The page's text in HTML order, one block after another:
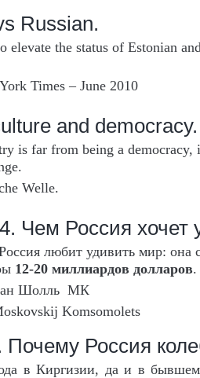
Russian.
elevate the status of Estonian
Times – June 2010
and democracy.
is far from being a democracy,
Welle.
Чем Россия хочет
любит удивить мир: она
12-20 миллиардов долларов.
Шолль МК
Komsomolets
Почему Россия
в Киргизии, да и в